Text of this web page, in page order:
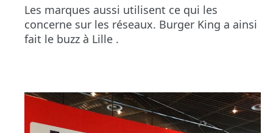
Les marques aussi utilisent ce qui les
concerne sur les réseaux. Burger King a ainsi
fait le buzz à Lille .